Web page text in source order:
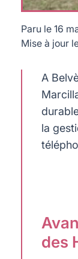
Paru le 16
Mise à jour
A
la
des